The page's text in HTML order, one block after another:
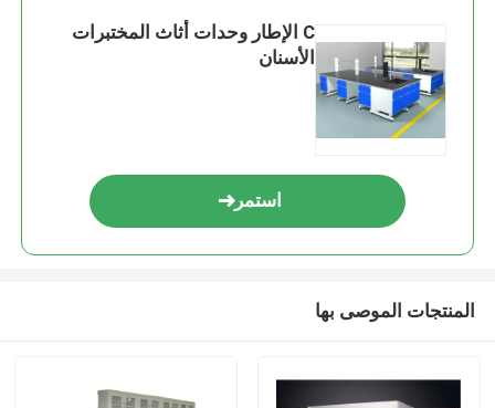
C الإطار وحدات أثاث المختبرات
الأسنان
استمر
المنتجات الموصى بها